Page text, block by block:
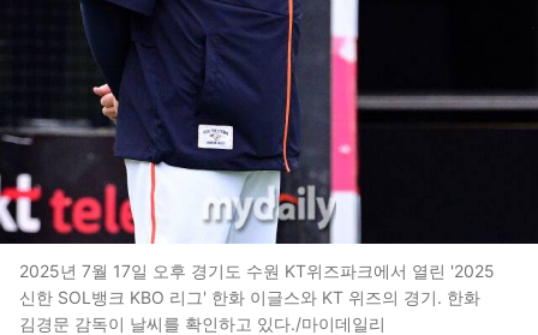
2025년 7월 17일 오후 경기도 수원 KT위즈파크에서 열린 '2025
신한 SOL뱅크 KBO 리그' 한화 이글스와 KT 위즈의 경기. 한화
김경문 감독이 날씨를 확인하고 있다./마이데일리